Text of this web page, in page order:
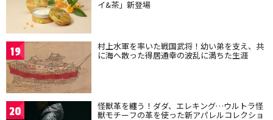
イ&茶」新登場
19 村上水軍を率いた戦国武将！幼い弟を支え、共
に海へ散った得居通幸の波乱に満ちた生涯
20 怪獣革を纏う！ダダ、エレキング…ウルトラ怪
獣モチーフの革を使った新アパレルコレクショ